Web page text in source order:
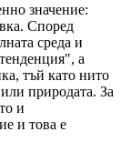
значение:
Според
среда и
а
тъй като нито
природата. За
и
и това е